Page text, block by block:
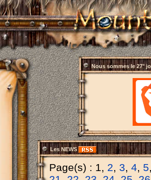
Nous sommes le 27°
Les NEWS
Page(s) : 1, 2, 3, 4, 5